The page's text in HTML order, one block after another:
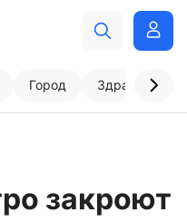
Город
закроют